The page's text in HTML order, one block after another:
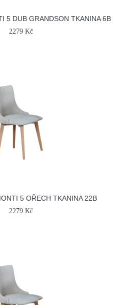
5 DUB GRANDSON TKANINA 6B
2279 Kč
5 OŘECH TKANINA 22B
2279 Kč